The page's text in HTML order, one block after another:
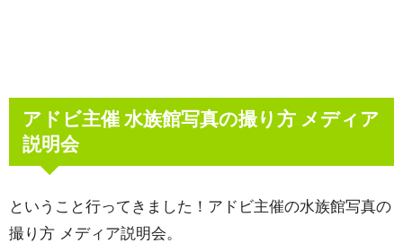
アドビ主催 水族館写真の撮り方 メディア
説明会
ということ行ってきました！アドビ主催の水族館写真の
撮り方 メディア説明会。